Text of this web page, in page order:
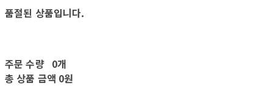
품절된 상품입니다.
주문 수량 0개
총 상품 금액 0원